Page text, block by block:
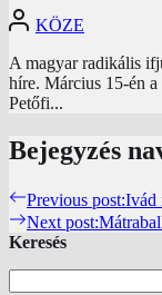
KÖZE
A magyar radikális
híre. Március 15-én
Petőfi...
Bejegyzés
Previous post:Ivád
Next post:
Keresés